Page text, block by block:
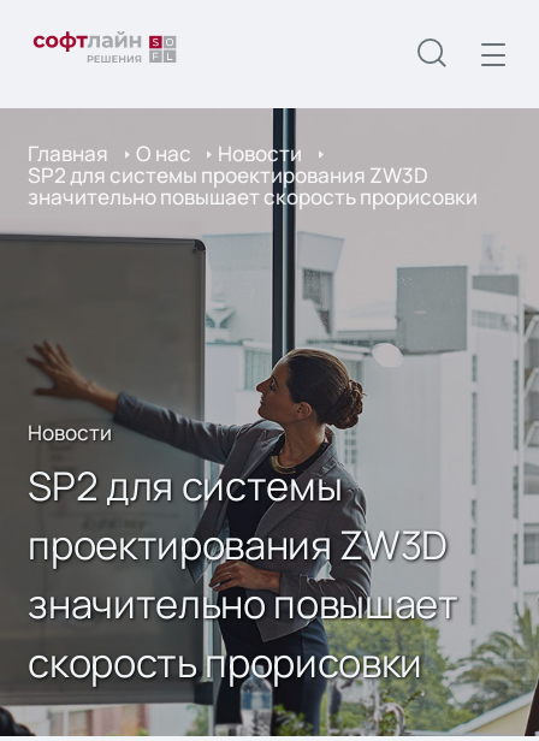
Главная О нас Новости
SP2 для системы проектирования ZW3D
значительно повышает скорость прорисовки
Новости
SP2 для системы
проектирования ZW3D
значительно повышает
скорость прорисовки